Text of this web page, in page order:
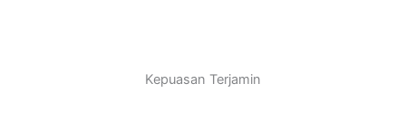
Kepuasan Terjamin